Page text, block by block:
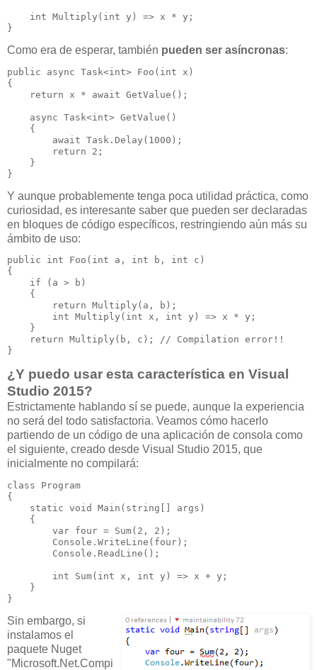
    int Multiply(int y) => x * y;
}
Como era de esperar, también pueden ser asíncronas:
public async Task<int> Foo(int x)
{
    return x * await GetValue();
    async Task<int> GetValue()
    {
        await Task.Delay(1000);
        return 2;
    }
}
Y aunque probablemente tenga poca utilidad práctica, como
curiosidad, es interesante saber que pueden ser declaradas
en bloques de código específicos, restringiendo aún más su
ámbito de uso:
public int Foo(int a, int b, int c)
{
    if (a > b)
    {
        return Multiply(a, b);
        int Multiply(int x, int y) => x * y;
    }
    return Multiply(b, c); // Compilation error!!
}
¿Y puedo usar esta característica en Visual
Studio 2015?
Estrictamente hablando sí se puede, aunque la experiencia
no será del todo satisfactoria. Veamos cómo hacerlo
partiendo de un código de una aplicación de consola como
el siguiente, creado desde Visual Studio 2015, que
inicialmente no compilará:
class Program
{
    static void Main(string[] args)
    {
        var four = Sum(2, 2);
        Console.WriteLine(four);
        Console.ReadLine();
        int Sum(int x, int y) => x + y;
    }
}
Sin embargo, si
instalamos el
paquete Nuget
"Microsoft.Net.Compi